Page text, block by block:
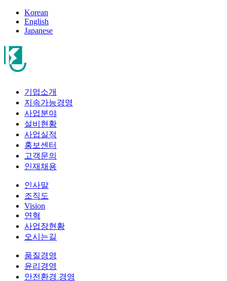
Korean
English
Japanese
기업소개
지속가능경영
사업분야
설비현황
사업실적
홍보센터
고객문의
인재채용
인사말
조직도
Vision
연혁
사업장현황
오시는길
품질경영
윤리경영
안전환경 경영